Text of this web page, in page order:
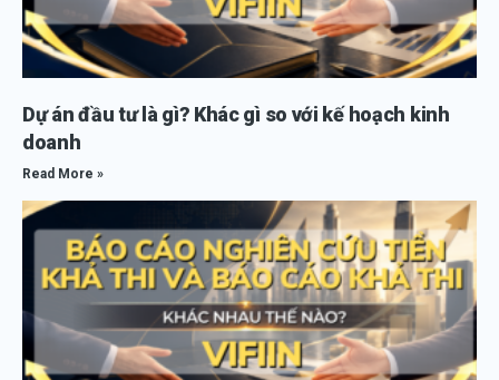
Dự án đầu tư là gì? Khác gì so với kế hoạch kinh
doanh
Read More »